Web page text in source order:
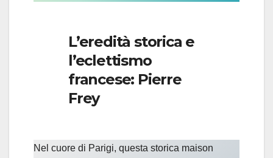
L’eredità storica e
l’eclettismo
francese: Pierre
Frey
Nel cuore di Parigi, questa storica maison